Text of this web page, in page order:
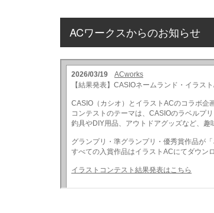
ACワークスからのお知らせ